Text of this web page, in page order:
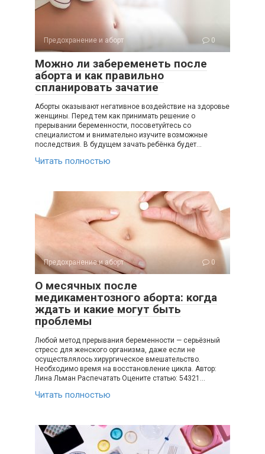
Предохранение и аборт 0
Можно ли забеременеть после
аборта и как правильно
спланировать зачатие
Аборты оказывают негативное воздействие на здоровье
женщины. Перед тем как принимать решение о
прерывании беременности, посоветуйтесь со
специалистом и внимательно изучите возможные
последствия. В будущем зачать ребёнка будет…
Читать полностью
Предохранение и аборт 0
О месячных после
медикаментозного аборта: когда
ждать и какие могут быть
проблемы
Любой метод прерывания беременности — серьёзный
стресс для женского организма, даже если не
осуществлялось хирургическое вмешательство.
Необходимо время на восстановление цикла. Автор:
Лина Льман Распечатать Оцените статью: 54321…
Читать полностью